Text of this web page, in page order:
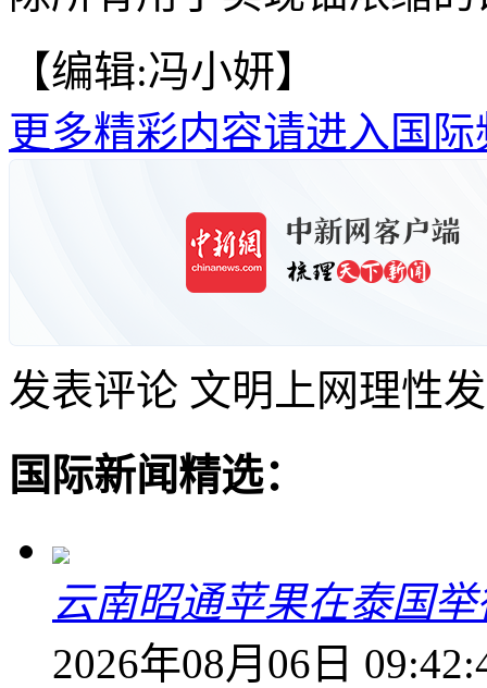
【编辑:冯小妍】
更多精彩内容请进入国际
发表评论 文明上网理性
国际新闻精选：
云南昭通苹果在泰国
2026年08月06日